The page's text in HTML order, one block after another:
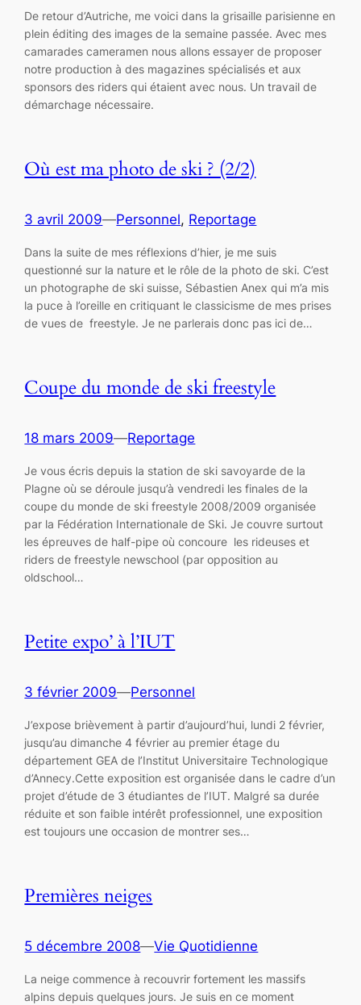
De retour d’Autriche, me voici dans la grisaille parisienne en
plein éditing des images de la semaine passée. Avec mes
camarades cameramen nous allons essayer de proposer
notre production à des magazines spécialisés et aux
sponsors des riders qui étaient avec nous. Un travail de
démarchage nécessaire.
Où est ma photo de ski ? (2/2)
3 avril 2009—Personnel, Reportage
Dans la suite de mes réflexions d’hier, je me suis
questionné sur la nature et le rôle de la photo de ski. C’est
un photographe de ski suisse, Sébastien Anex qui m’a mis
la puce à l’oreille en critiquant le classicisme de mes prises
de vues de freestyle. Je ne parlerais donc pas ici de…
Coupe du monde de ski freestyle
18 mars 2009—Reportage
Je vous écris depuis la station de ski savoyarde de la
Plagne où se déroule jusqu’à vendredi les finales de la
coupe du monde de ski freestyle 2008/2009 organisée
par la Fédération Internationale de Ski. Je couvre surtout
les épreuves de half-pipe où concoure les rideuses et
riders de freestyle newschool (par opposition au
oldschool…
Petite expo’ à l’IUT
3 février 2009—Personnel
J’expose brièvement à partir d’aujourd’hui, lundi 2 février,
jusqu’au dimanche 4 février au premier étage du
département GEA de l’Institut Universitaire Technologique
d’Annecy.Cette exposition est organisée dans le cadre d’un
projet d’étude de 3 étudiantes de l’IUT. Malgré sa durée
réduite et son faible intérêt professionnel, une exposition
est toujours une occasion de montrer ses…
Premières neiges
5 décembre 2008—Vie Quotidienne
La neige commence à recouvrir fortement les massifs
alpins depuis quelques jours. Je suis en ce moment